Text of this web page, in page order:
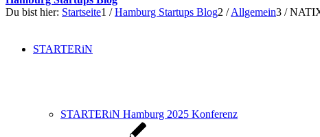
STARTERiN
STARTERiN Hamburg 2025 Konferenz
Du bist hier: Startseite1 / Hamburg Startups Blog2 / Allgemein3 /